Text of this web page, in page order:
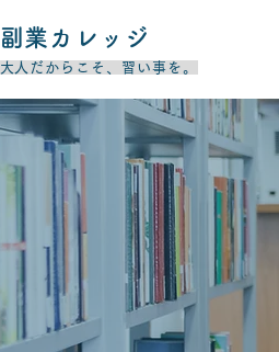
​副業カレッジ
​大人だからこそ、習い事を。